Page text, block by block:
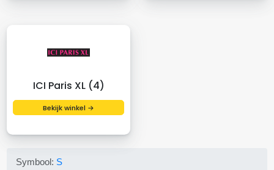
ICI Paris XL (4)
Bekijk winkel →
Symbool: S